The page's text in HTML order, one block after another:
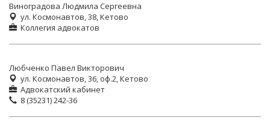
Виноградова Людмила Сергеевна
ул. Космонавтов, 38, Кетово
Коллегия адвокатов
Любченко Павел Викторович
ул. Космонавтов, 36, оф.2, Кетово
Адвокатский кабинет
8 (35231) 242-36